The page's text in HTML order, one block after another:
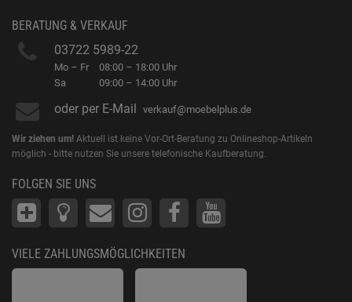
BERATUNG & VERKAUF
03722 5989-22
Mo – Fr
Sa
08:00 – 18:00 Uhr
09:00 – 14:00 Uhr
oder per E-Mail verkauf@moebelplus.de
Wir ziehen um! Aktuell ist keine Vor-Ort-Beratung zu Onlineshop-Artikeln
möglich - bitte nutzen Sie unsere telefonische Kaufberatung.
FOLGEN SIE UNS
VIELE ZAHLUNGSMÖGLICHKEITEN